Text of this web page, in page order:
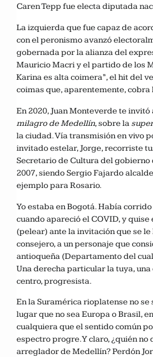
Caren Tepp fue electa diputada
La izquierda que fue capaz de
con el peronismo avanzó
gobernada por la alianza del
Mauricio Macri y el partido de los
Karina es alta coimera”, el hit del
coimas que, aparentemente,
En 2020, Juan Monteverde te
milagro de Medellín, sobre la
la ciudad. Vía transmisión en vivo
invitado estelar, Jorge, recorriste
Secretario de Cultura del
2007, siendo Sergio Fajardo
ejemplo para Rosario.
Yo estaba en Bogotá. Había
cuando apareció el COVID, y quise
(pelear) ante la invitación que se le
consejero, a un personaje que
antioqueña (Departamento del
Una derecha particular la tuya, una
centro, progresista.
En la Suramérica rioplatense no se
lugar que no sea Europa o Brasil,
cualquiera que el sentido común
espectro progre. Y claro, ¿quién no
arreglador de Medellín? Perdón